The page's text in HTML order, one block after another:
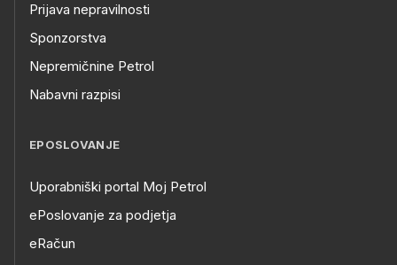
Prijava nepravilnosti
Sponzorstva
Nepremičnine Petrol
Nabavni razpisi
EPOSLOVANJE
Uporabniški portal Moj Petrol
ePoslovanje za podjetja
eRačun